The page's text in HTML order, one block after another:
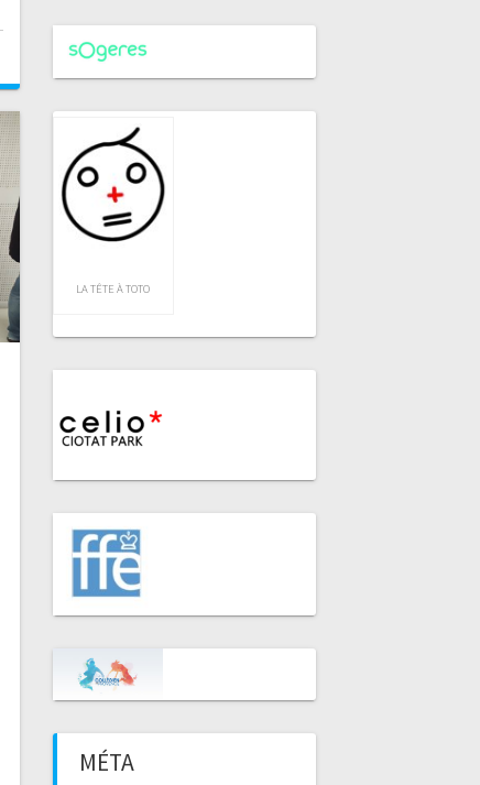
LA TÊTE À TOTO
MÉTA